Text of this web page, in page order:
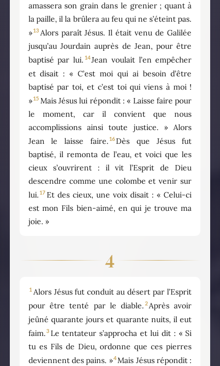
amassera son grain dans le grenier ; quant à
la paille, il la brûlera au feu qui ne s’éteint pas.
»13 Alors paraît Jésus. Il était venu de Galilée
jusqu’au Jourdain auprès de Jean, pour être
baptisé par lui. 14Jean voulait l’en empêcher
et disait : « C’est moi qui ai besoin d’être
baptisé par toi, et c’est toi qui viens à moi !
»15 Mais Jésus lui répondit : « Laisse faire pour
le moment, car il convient que nous
accomplissions ainsi toute justice. » Alors
Jean le laisse faire. 16 Dès que Jésus fut
baptisé, il remonta de l’eau, et voici que les
cieux s’ouvrirent : il vit l’Esprit de Dieu
descendre comme une colombe et venir sur
lui. 17 Et des cieux, une voix disait : « Celui-ci
est mon Fils bien-aimé, en qui je trouve ma
joie. »
4
1 Alors Jésus fut conduit au désert par l’Esprit
pour être tenté par le diable. 2Après avoir
jeûné quarante jours et quarante nuits, il eut
faim.3 Le tentateur s’approcha et lui dit : « Si
tu es Fils de Dieu, ordonne que ces pierres
deviennent des pains. »4Mais Jésus répondit :